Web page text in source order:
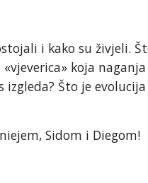
i kako su živjeli.
koja
Što je
Sidom i Diegom!